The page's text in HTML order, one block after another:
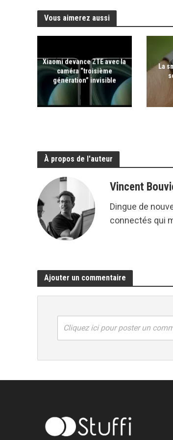
Vous aimerez aussi
Xiaomi devance ZTE avec la
caméra “troisième
génération” invisible
La
À propos de l'auteur
Vincent
Dingue de
connectés qui
Ajouter un commentaire
Cliquez ici pour poster un